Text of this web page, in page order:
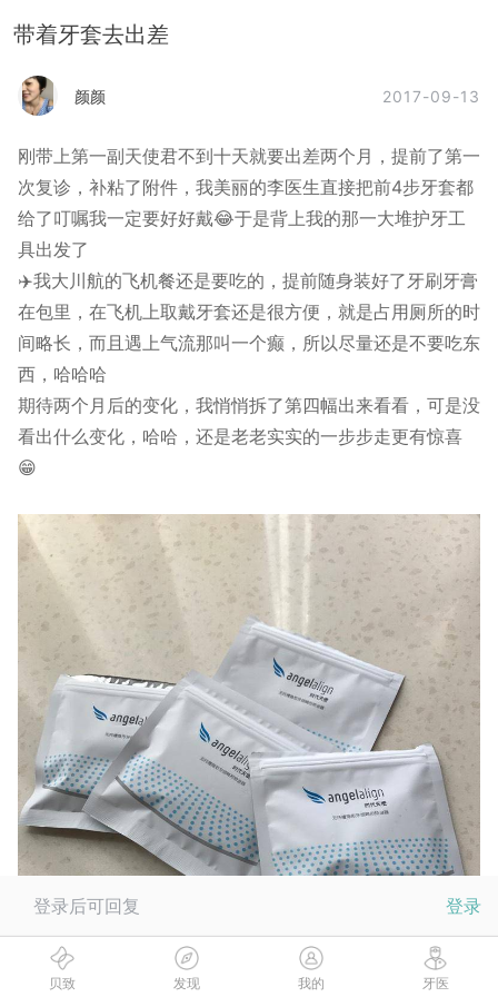
带着牙套去出差
颜颜 2017-09-13
刚带上第一副天使君不到十天就要出差两个月，提前了第一
次复诊，补粘了附件，我美丽的李医生直接把前4步牙套都
给了叮嘱我一定要好好戴😂于是背上我的那一大堆护牙工
具出发了
✈️我大川航的飞机餐还是要吃的，提前随身装好了牙刷牙膏
在包里，在飞机上取戴牙套还是很方便，就是占用厕所的时
间略长，而且遇上气流那叫一个癫，所以尽量还是不要吃东
西，哈哈哈
期待两个月后的变化，我悄悄拆了第四幅出来看看，可是没
看出什么变化，哈哈，还是老老实实的一步步走更有惊喜
😁
登录后可回复 登录
贝致 发现 我的 牙医